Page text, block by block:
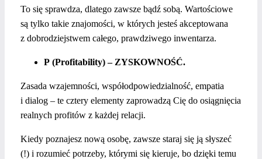
To się sprawdza, dlatego zawsze bądź sobą. Wartościowe
są tylko takie znajomości, w których jesteś akceptowana
z dobrodziejstwem całego, prawdziwego inwentarza.
P (Profitability) – ZYSKOWNOŚĆ.
Zasada wzajemności, współodpowiedzialność, empatia
i dialog – te cztery elementy zaprowadzą Cię do osiągnięcia
realnych profitów z każdej relacji.
Kiedy poznajesz nową osobę, zawsze staraj się ją słyszeć
(!) i rozumieć potrzeby, którymi się kieruje, bo dzięki temu